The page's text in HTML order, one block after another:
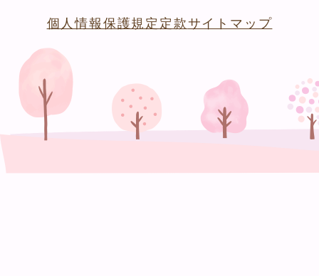
個人情報保護規定 定款サイトマップ